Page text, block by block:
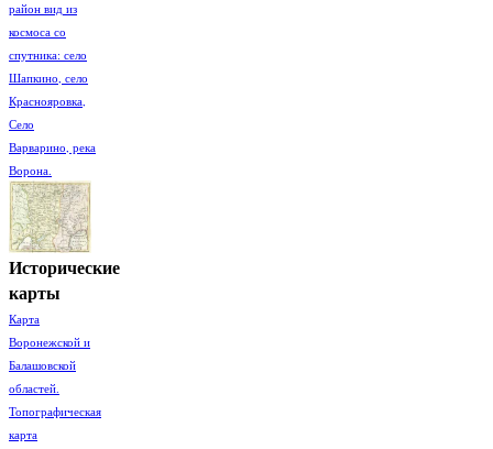
район вид из
космоса со
спутника: село
Шапкино, село
Краснояровка,
Село
Варварино, река
Ворона.
Исторические
карты
Карта
Воронежской и
Балашовской
областей.
Топографическая
карта